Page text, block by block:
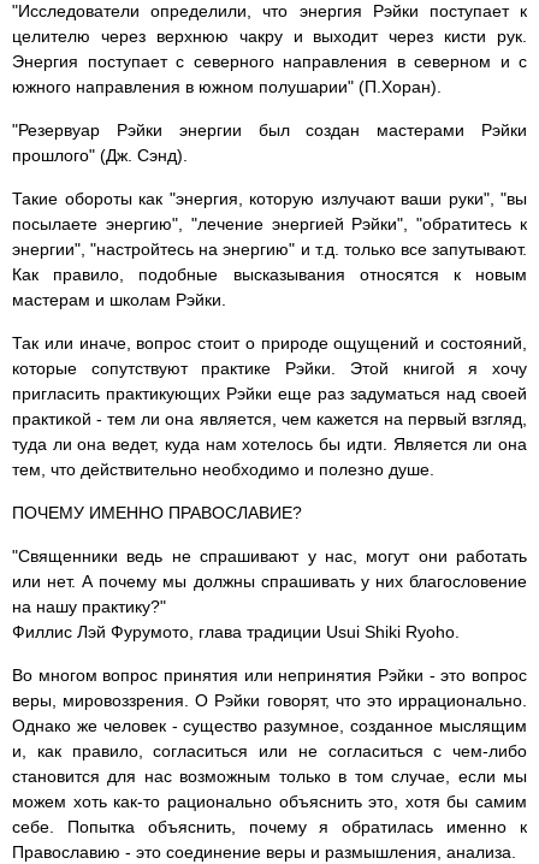
"Исследователи определили, что энергия Рэйки поступает к
целителю через верхнюю чакру и выходит через кисти рук.
Энергия поступает с северного направления в северном и с
южного направления в южном полушарии" (П.Хоран).
"Резервуар Рэйки энергии был создан мастерами Рэйки
прошлого" (Дж. Сэнд).
Такие обороты как "энергия, которую излучают ваши руки", "вы
посылаете энергию", "лечение энергией Рэйки", "обратитесь к
энергии", "настройтесь на энергию" и т.д. только все запутывают.
Как правило, подобные высказывания относятся к новым
мастерам и школам Рэйки.
Так или иначе, вопрос стоит о природе ощущений и состояний,
которые сопутствуют практике Рэйки. Этой книгой я хочу
пригласить практикующих Рэйки еще раз задуматься над своей
практикой - тем ли она является, чем кажется на первый взгляд,
туда ли она ведет, куда нам хотелось бы идти. Является ли она
тем, что действительно необходимо и полезно душе.
ПОЧЕМУ ИМЕННО ПРАВОСЛАВИЕ?
"Священники ведь не спрашивают у нас, могут они работать
или нет. А почему мы должны спрашивать у них благословение
на нашу практику?"
Филлис Лэй Фурумото, глава традиции Usui Shiki Ryoho.
Во многом вопрос принятия или непринятия Рэйки - это вопрос
веры, мировоззрения. О Рэйки говорят, что это иррационально.
Однако же человек - существо разумное, созданное мыслящим
и, как правило, согласиться или не согласиться с чем-либо
становится для нас возможным только в том случае, если мы
можем хоть как-то рационально объяснить это, хотя бы самим
себе. Попытка объяснить, почему я обратилась именно к
Православию - это соединение веры и размышления, анализа.